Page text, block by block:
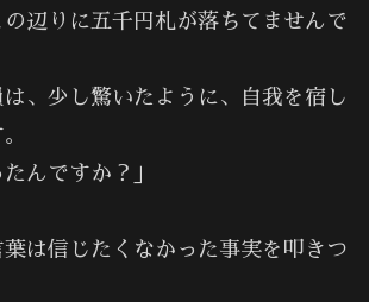
辺りに五千円札が落ちてませんで
、少し驚いたように、自我を宿し
んですか？」
は信じたくなかった事実を叩きつ